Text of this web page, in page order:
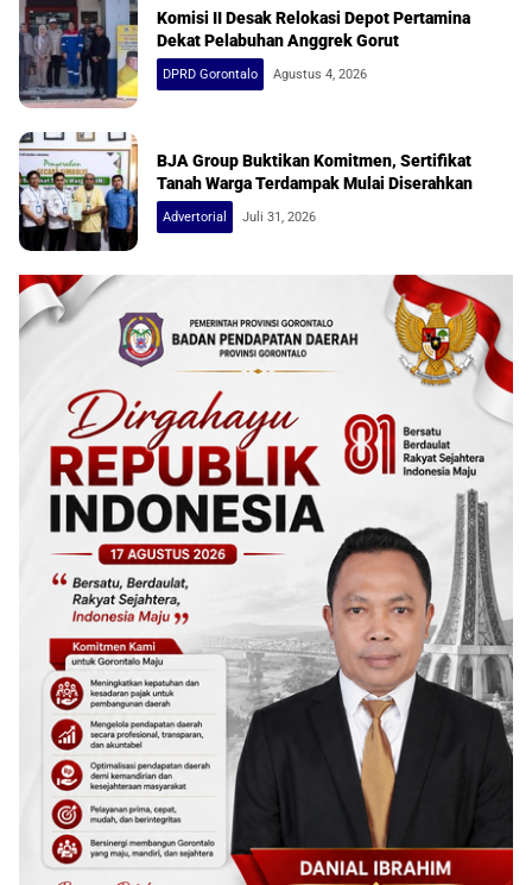
Komisi II Desak Relokasi Depot Pertamina
Dekat Pelabuhan Anggrek Gorut
DPRD Gorontalo Agustus 4, 2026
BJA Group Buktikan Komitmen, Sertifikat
Tanah Warga Terdampak Mulai Diserahkan
Advertorial Juli 31, 2026